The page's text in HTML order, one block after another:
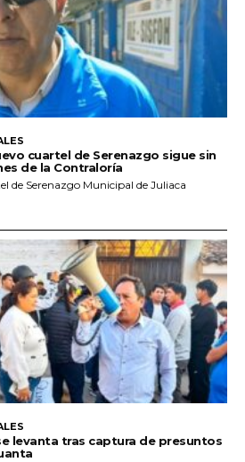
cuartel de Serenazgo sigue sin
de la Contraloría
de Serenazgo Municipal de Juliaca
levanta tras captura de presuntos